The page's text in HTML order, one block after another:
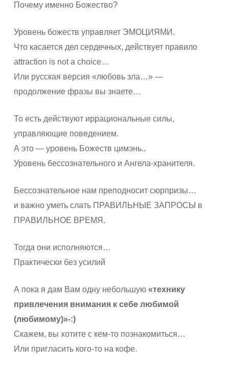
Почему именно Божество?
Уровень божеств управляет ЭМОЦИЯМИ.
Что касается дел сердечных, действует правило
attraction is not a choice…
Или русская версия «любовь зла…» —
продолжение фразы вы знаете…
То есть действуют иррациональные силы,
управляющие поведением.
А это — уровень Божеств цимэнь..
Уровень бессознательного и Ангела-хранителя.
Бессознательное нам преподносит сюрпризы…
и важно уметь слать ПРАВИЛЬНЫЕ ЗАПРОСЫ в
ПРАВИЛЬНОЕ ВРЕМЯ.
Тогда они исполняются…
Практически без усилий
А пока я дам Вам одну небольшую «технику
привлечения внимания к себе любимой
(любимому)»-:)
Скажем, вы хотите с кем-то познакомиться…
Или пригласить кого-то на кофе.